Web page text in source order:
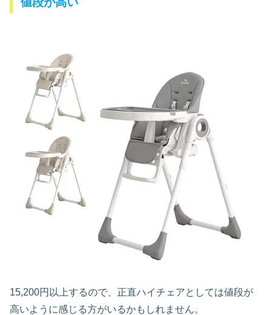
15,200円以上するので、正直ハイチェアとしては値段が
高いように感じる方がいるかもしれません。